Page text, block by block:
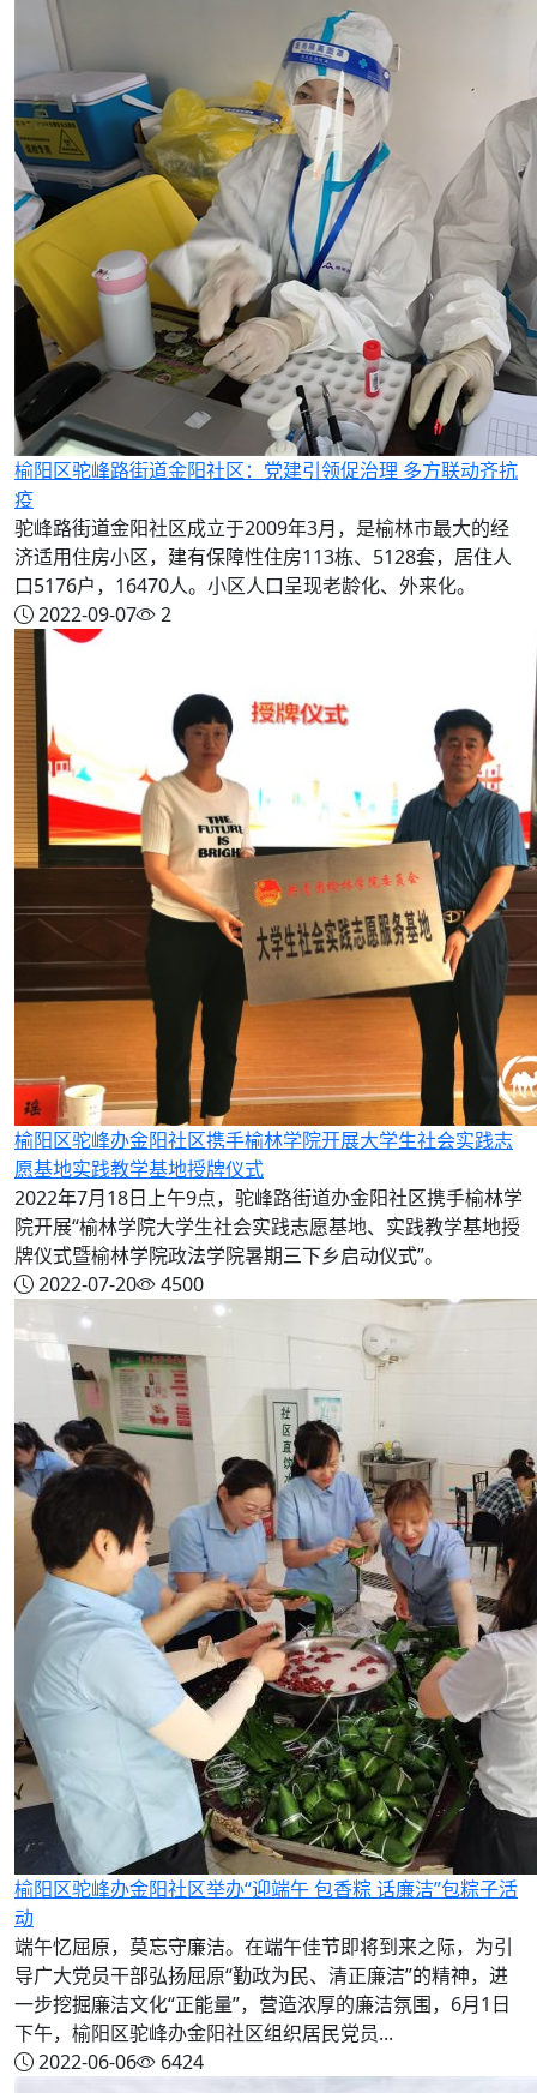
榆阳区驼峰路街道金阳社区：党建引领促治理 多方联动齐抗
疫
驼峰路街道金阳社区成立于2009年3月，是榆林市最大的经
济适用住房小区，建有保障性住房113栋、5128套，居住人
口5176户，16470人。小区人口呈现老龄化、外来化。
2022-09-07
2
榆阳区驼峰办金阳社区携手榆林学院开展大学生社会实践志
愿基地实践教学基地授牌仪式
2022年7月18日上午9点，驼峰路街道办金阳社区携手榆林学
院开展“榆林学院大学生社会实践志愿基地、实践教学基地授
牌仪式暨榆林学院政法学院暑期三下乡启动仪式”。
2022-07-20
4500
榆阳区驼峰办金阳社区举办“迎端午 包香粽 话廉洁”包粽子活
动
端午忆屈原，莫忘守廉洁。在端午佳节即将到来之际，为引
导广大党员干部弘扬屈原“勤政为民、清正廉洁”的精神，进
一步挖掘廉洁文化“正能量”，营造浓厚的廉洁氛围，6月1日
下午，榆阳区驼峰办金阳社区组织居民党员...
2022-06-06
6424